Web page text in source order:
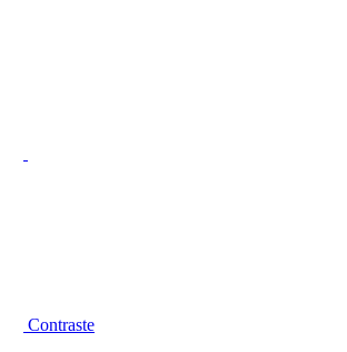
Contraste